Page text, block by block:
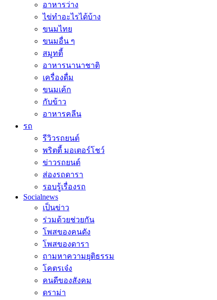
อาหารว่าง
ไข่ทำอะไรได้บ้าง
ขนมไทย
ขนมอื่น ๆ
สมูทตี้
อาหารนานาชาติ
เครื่องดื่ม
ขนมเค้ก
กับข้าว
อาหารคลีน
รถ
รีวิวรถยนต์
พริตตี้ มอเตอร์โชว์
ข่าวรถยนต์
ส่องรถดารา
รอบรู้เรื่องรถ
Socialnews
เป็นข่าว
ร่วมด้วยช่วยกัน
โพสของคนดัง
โพสของดารา
ถามหาความยุติธรรม
โคตรเจ๋ง
คนดีของสังคม
ดราม่า